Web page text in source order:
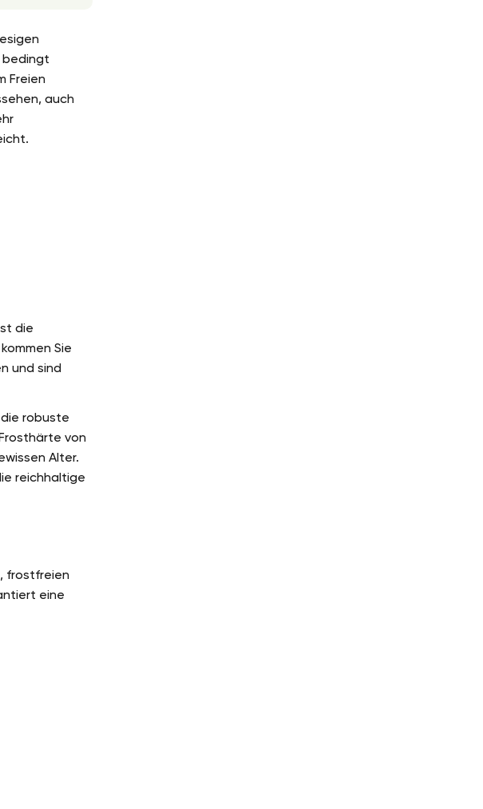
bedingt
Freien
auch
die
Sie
und sind
robuste
von
Alter.
reichhaltige
frostfreien
eine